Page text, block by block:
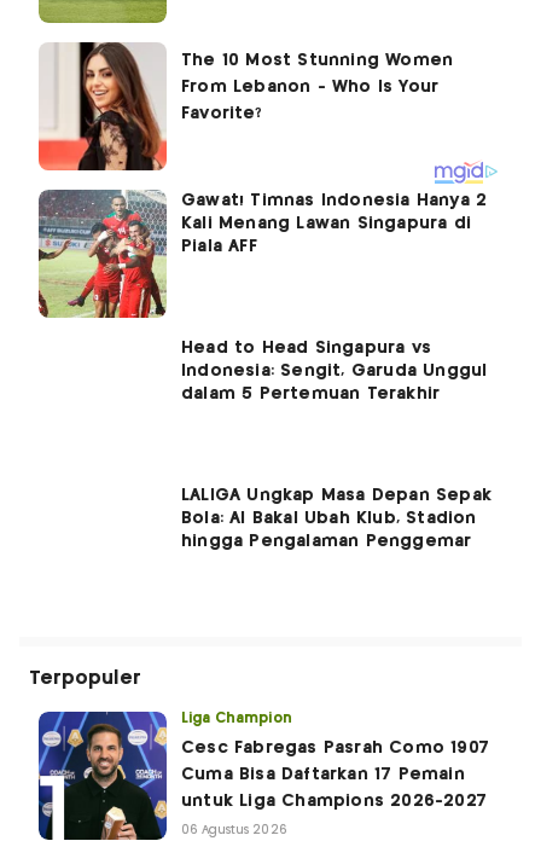
Gawat! Timnas Indonesia Hanya 2
Kali Menang Lawan Singapura di
Piala AFF
Head to Head Singapura vs
Indonesia: Sengit, Garuda Unggul
dalam 5 Pertemuan Terakhir
LALIGA Ungkap Masa Depan Sepak
Bola: AI Bakal Ubah Klub, Stadion
hingga Pengalaman Penggemar
Terpopuler
Liga Champion
Cesc Fabregas Pasrah Como 1907
Cuma Bisa Daftarkan 17 Pemain
untuk Liga Champions 2026-2027
06 Agustus 2026